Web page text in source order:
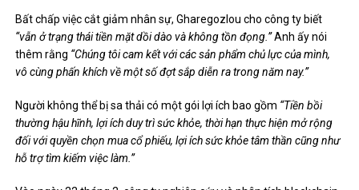
Bất chấp việc cắt giảm nhân sự, Gharegozlou cho công ty biết
“vẫn ở trạng thái tiền mặt dồi dào và không tồn đọng.”Anh ấy nói
thêm rằng “Chúng tôi cam kết với các sản phẩm chủ lực của mình,
vô cùng phấn khích về một số đợt sắp diễn ra trong năm nay.”
Người không thể bị sa thải có một gói lợi ích bao gồm “Tiền bồi
thường hậu hĩnh, lợi ích duy trì sức khỏe, thời hạn thực hiện mở rộng
đối với quyền chọn mua cổ phiếu, lợi ích sức khỏe tâm thần cũng như
hỗ trợ tìm kiếm việc làm.”